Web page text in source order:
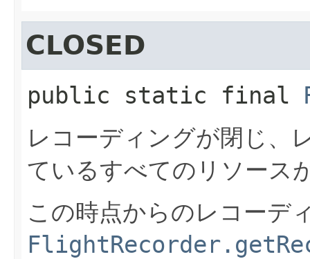
CLOSED
public static final
レコーディングが閉じ、
ているすべてのリソース
この時点からのレコーデ